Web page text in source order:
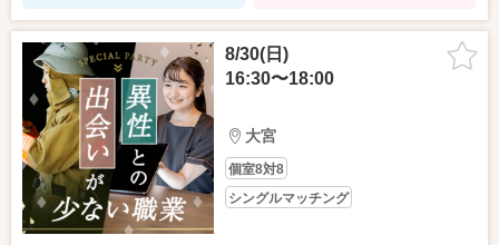
8/30(日)
16:30〜18:00
大宮
個室8対8
シングルマッチング